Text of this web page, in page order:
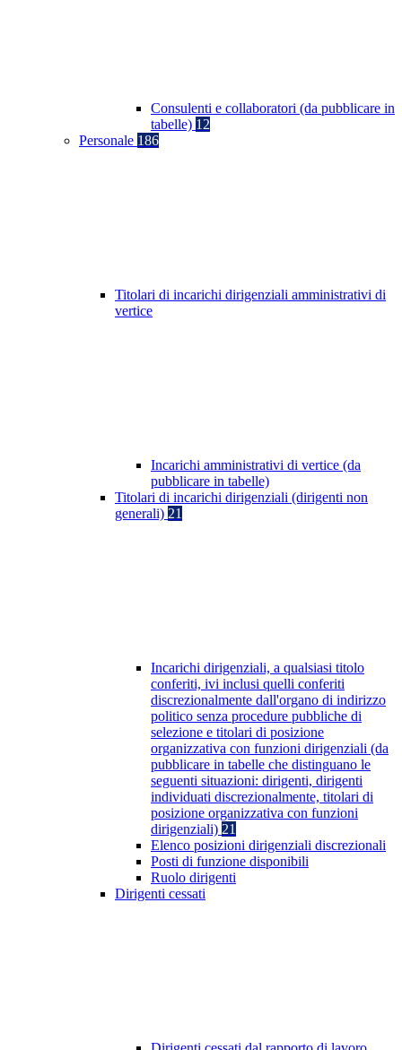
Consulenti e collaboratori (da pubblicare in
tabelle) 12
Personale 186
Titolari di incarichi dirigenziali amministrativi di
vertice
Incarichi amministrativi di vertice (da
pubblicare in tabelle)
Titolari di incarichi dirigenziali (dirigenti non
generali) 21
Incarichi dirigenziali, a qualsiasi titolo
conferiti, ivi inclusi quelli conferiti
discrezionalmente dall'organo di indirizzo
politico senza procedure pubbliche di
selezione e titolari di posizione
organizzativa con funzioni dirigenziali (da
pubblicare in tabelle che distinguano le
seguenti situazioni: dirigenti, dirigenti
individuati discrezionalmente, titolari di
posizione organizzativa con funzioni
dirigenziali) 21
Elenco posizioni dirigenziali discrezionali
Posti di funzione disponibili
Ruolo dirigenti
Dirigenti cessati